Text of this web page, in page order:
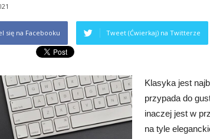
się na Facebooku Tweet (Ćwierkaj) na Twitterze
Klasyka jest
przypada do
inaczej jest w
na tyle